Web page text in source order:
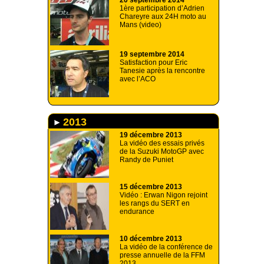
1ère participation d’Adrien
Chareyre aux 24H moto au
Mans (video)
19 septembre 2014
Satisfaction pour Eric
Tanesie après la rencontre
avec l’ACO
2013
19 décembre 2013
La vidéo des essais privés
de la Suzuki MotoGP avec
Randy de Puniet
15 décembre 2013
Vidéo : Erwan Nigon rejoint
les rangs du SERT en
endurance
10 décembre 2013
La vidéo de la conférence de
presse annuelle de la FFM